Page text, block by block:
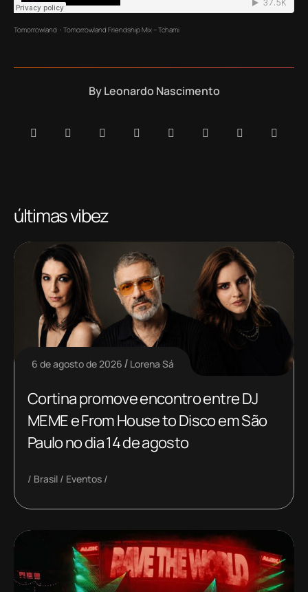
Tomorrowland · Tomorrowland Friendship Mix – Tchami
ByLeonardo Nascimento
últimas vibez
6 de agosto de 2026 Lorena Sá
Cortina promove encontro entre DJ
MEME e From House to Disco em São
Paulo no dia 14 de agosto
Brasil Eventos